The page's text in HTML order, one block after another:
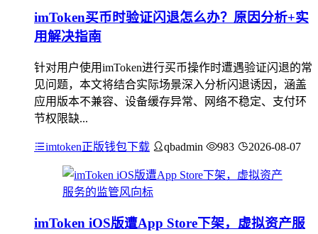
imToken买币时验证闪退怎么办？原因分析+实
用解决指南
针对用户使用imToken进行买币操作时遭遇验证闪退的常
见问题，本文将结合实际场景深入分析闪退诱因，涵盖
应用版本不兼容、设备缓存异常、网络不稳定、支付环
节权限缺...
imtoken正版钱包下载 qbadmin 983 2026-08-07
imToken iOS版遭App Store下架，虚拟资产服